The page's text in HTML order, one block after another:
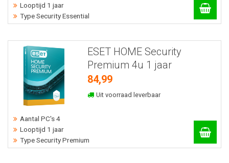
Looptijd 1 jaar
Type Security Essential
ESET HOME Security
Premium 4u 1 jaar
84,99
Uit voorraad leverbaar
Aantal PC's 4
Looptijd 1 jaar
Type Security Premium